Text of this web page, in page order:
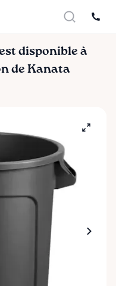
disponible à
de Kanata